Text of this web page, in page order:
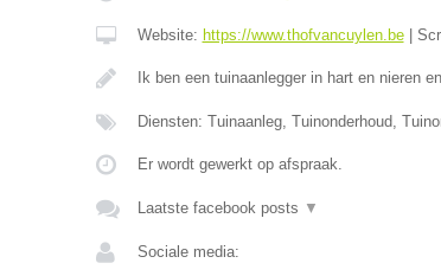
Website: https://www.thofvancuylen.be|
Ik ben een tuinaanlegger in hart en nieren
Diensten: Tuinaanleg, Tuinonderhoud,
Er wordt gewerkt op afspraak.
Laatste facebook posts ▼
Sociale media: